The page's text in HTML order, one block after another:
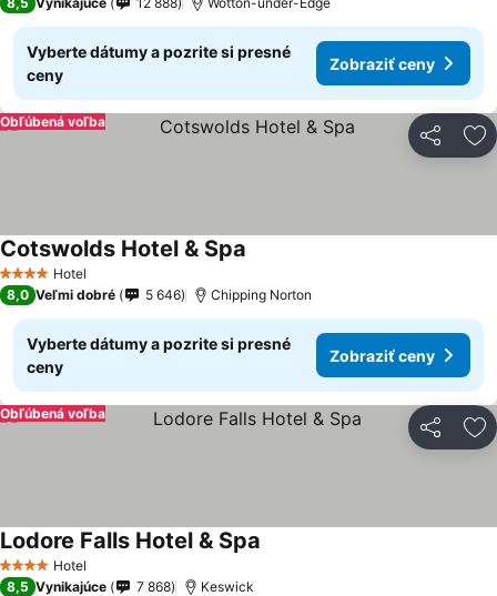
Vyberte dátumy a pozrite si presné
ceny
Zobraziť ceny
Zdieľať
Obľúbená voľba
4 Počet hviezdičiek
Hotel
Cotswolds Hotel & Spa
8,0 Veľmi dobré 5 646 Chipping Norton
Vyberte dátumy a pozrite si presné
ceny
Zobraziť ceny
Zdieľať
Obľúbená voľba
4 Počet hviezdičiek
Hotel
Lodore Falls Hotel & Spa
8,5 Vynikajúce 7 868 Keswick